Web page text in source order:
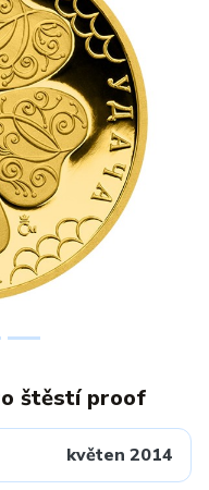
štěstí proof
květen 2014